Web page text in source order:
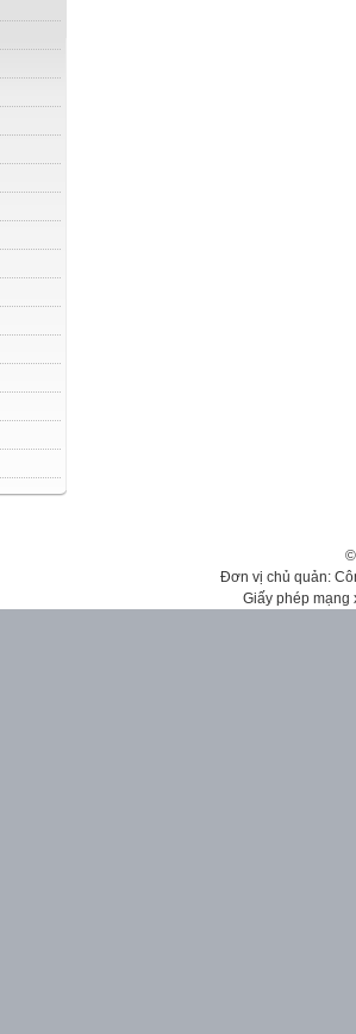
Đơn vị chủ quản:
Giấy phép mạng